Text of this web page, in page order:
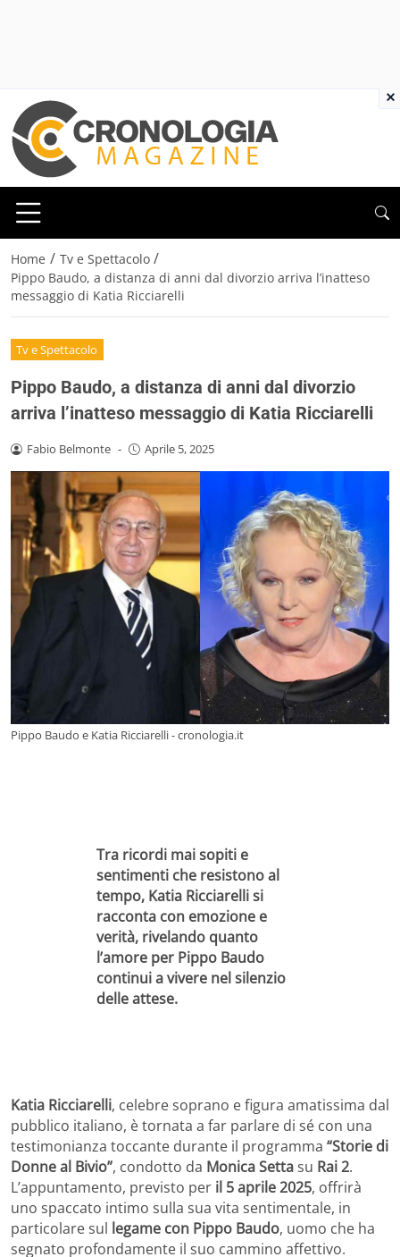
Home / Tv e Spettacolo /
Pippo Baudo, a distanza di anni dal divorzio arriva l’inatteso
messaggio di Katia Ricciarelli
Tv e Spettacolo
Pippo Baudo, a distanza di anni dal divorzio
arriva l’inatteso messaggio di Katia Ricciarelli
Fabio Belmonte - Aprile 5, 2025
Pippo Baudo e Katia Ricciarelli - cronologia.it
Tra ricordi mai sopiti e
sentimenti che resistono al
tempo, Katia Ricciarelli si
racconta con emozione e
verità, rivelando quanto
l’amore per Pippo Baudo
continui a vivere nel silenzio
delle attese.
Katia Ricciarelli, celebre soprano e figura amatissima dal
pubblico italiano, è tornata a far parlare di sé con una
testimonianza toccante durante il programma “Storie di
Donne al Bivio”, condotto da Monica Settasu Rai 2.
L’appuntamento, previsto per il 5 aprile 2025, offrirà
uno spaccato intimo sulla sua vita sentimentale, in
particolare sul legame con Pippo Baudo, uomo che ha
segnato profondamente il suo cammino affettivo.
×